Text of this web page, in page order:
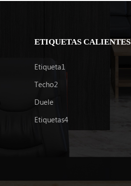
APRENDE MÁS
ETIQUETAS CALIENTES
Etiqueta1
Techo2
Duele
Etiquetas4